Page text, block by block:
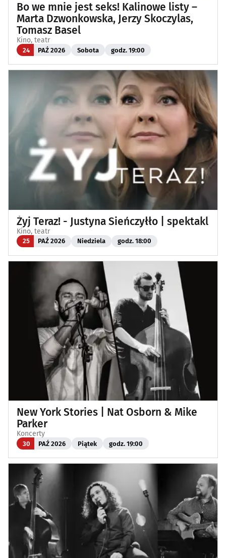
Bo we mnie jest seks! Kalinowe listy –
Marta Dzwonkowska, Jerzy Skoczylas,
Tomasz Basel
Kino, teatr
24 PAŹ 2026 Sobota godz. 19:00
Żyj Teraz! - Justyna Sieńczyłło | spektakl
Kino, teatr
25 PAŹ 2026 Niedziela godz. 18:00
New York Stories | Nat Osborn & Mike
Parker
Koncerty
30 PAŹ 2026 Piątek godz. 19:00